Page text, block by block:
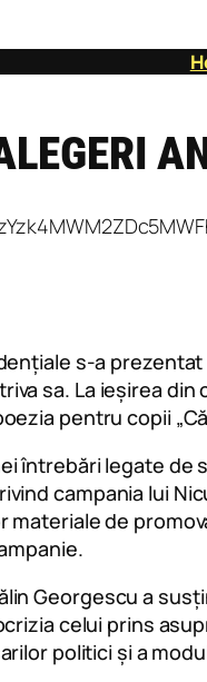
s-a
sa. La ieșirea
pentru copii
întrebări legate de
campania lui
de
Georgescu a
celui prins
politici și a